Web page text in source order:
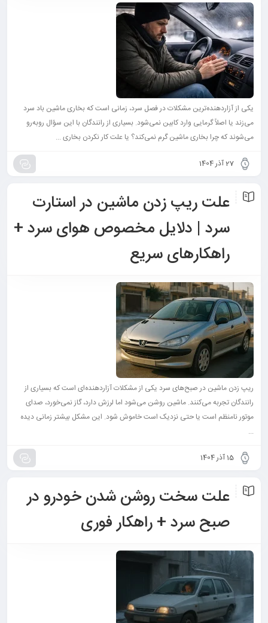
یکی از آزاردهنده‌ترین مشکلات در فصل سرد، زمانی است که بخاری ماشین باد سرد
می‌زند یا اصلاً گرمایی وارد کابین نمی‌شود. بسیاری از رانندگان با این سؤال روبه‌رو
می‌شوند که چرا بخاری ماشین گرم نمی‌کند؟ یا علت کار نکردن بخاری ...
27 آذر 1404
علت ریپ زدن ماشین در استارت
سرد | دلایل مخصوص هوای سرد +
راهکارهای سریع
ریپ زدن ماشین در صبح‌های سرد یکی از مشکلات آزاردهنده‌ای است که بسیاری از
رانندگان تجربه می‌کنند. ماشین روشن می‌شود اما لرزش دارد، گاز نمی‌خورد، صدای
موتور نامنظم است یا حتی نزدیک است خاموش شود. این مشکل بیشتر زمانی دیده
...
15 آذر 1404
علت سخت روشن شدن خودرو در
صبح سرد + راهکار فوری